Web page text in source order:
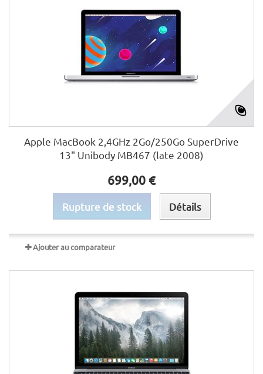
Apple MacBook 2,4GHz 2Go/250Go SuperDrive
13" Unibody MB467 (late 2008)
699,00 €
Rupture de stock Détails
Ajouter au comparateur